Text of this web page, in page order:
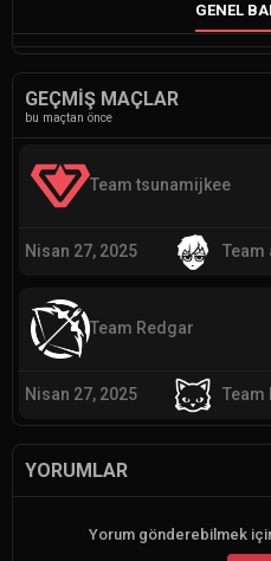
GENEL
GEÇMIŞ MAÇLAR
bu maçtan önce
Team tsunamijkee
Nisan 27, 2025 Team
Team Redgar
Nisan 27, 2025 Team
YORUMLAR
Yorum gönderebilmek için